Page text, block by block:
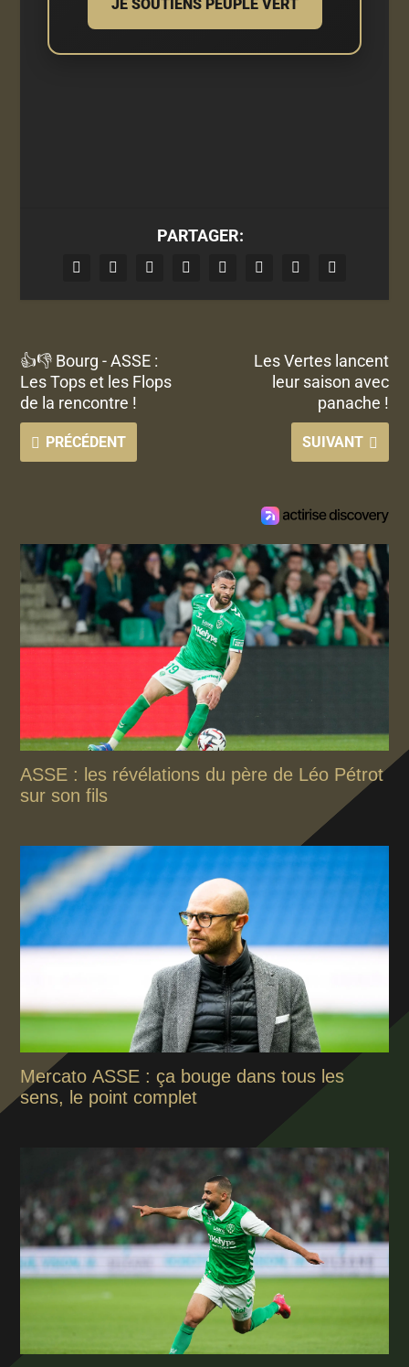
JE SOUTIENS PEUPLE VERT
PARTAGER:
👍👎 Bourg - ASSE :
Les Tops et les Flops
de la rencontre !
PRÉCÉDENT
Les Vertes lancent
leur saison avec
panache !
SUIVANT
ASSE : les révélations du père de Léo Pétrot
sur son fils
Mercato ASSE : ça bouge dans tous les
sens, le point complet